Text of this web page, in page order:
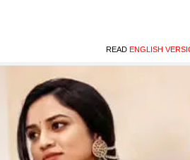
READ ENGLISH